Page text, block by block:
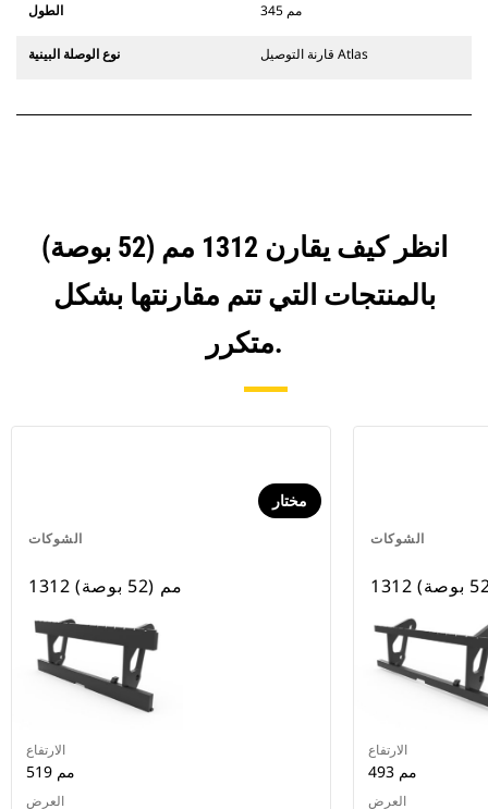
الطول 345 مم
نوع الوصلة البينية قارنة التوصيل Atlas
انظر كيف يقارن 1312 مم (52 بوصة)
بالمنتجات التي تتم مقارنتها بشكل
متكرر.
الشوكات
مختار
1312 مم (52 بوصة)
الارتفاع
519 مم
العرض
الشوكات
الارتفاع
493 مم
العرض